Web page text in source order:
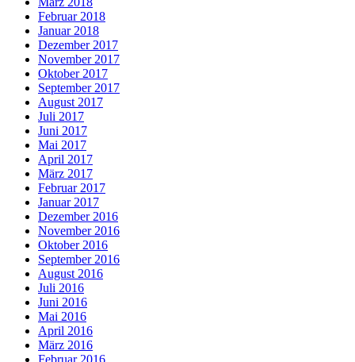
Februar 2018
Januar 2018
Dezember 2017
November 2017
Oktober 2017
September 2017
August 2017
Juli 2017
Juni 2017
Mai 2017
April 2017
März 2017
Februar 2017
Januar 2017
Dezember 2016
November 2016
Oktober 2016
September 2016
August 2016
Juli 2016
Juni 2016
Mai 2016
April 2016
März 2016